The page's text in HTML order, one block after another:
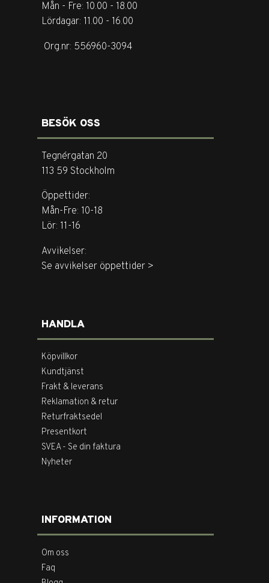
Mån - Fre: 10.00 - 18.00
Lördagar: 11.00 - 16.00
Org.nr: 556960-3094
BESÖK OSS
Tegnérgatan 20
113 59 Stockholm
Öppettider:
Mån-Fre: 10-18
Lör: 11-16
Avvikelser:
Se avvikelser öppettider >
HANDLA
Köpvillkor
Kundtjänst
Frakt & leverans
Reklamation & retur
Returfraktsedel
Presentkort
SVEA - Se din faktura
Nyheter
INFORMATION
Om oss
Faq